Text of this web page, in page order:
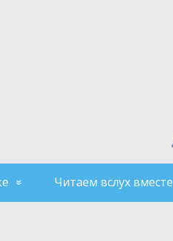
Читаем вслух вместе